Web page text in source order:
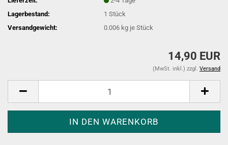
Lagerbestand:
1Stück
Versandgewicht:
0.006 kg je Stück
14,90 EUR
(MwSt. inkl.) zzgl. Versand